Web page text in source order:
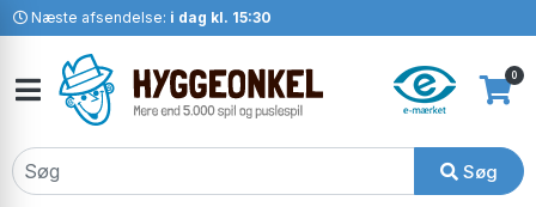
Næste afsendelse: i dag kl. 15:30
Søg
0